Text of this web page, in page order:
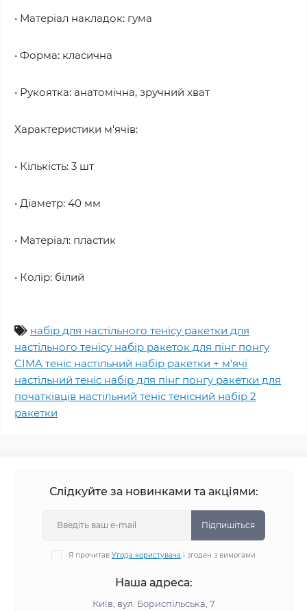
• Матеріал накладок: гума
• Форма: класична
• Рукоятка: анатомічна, зручний хват
Характеристики м'ячів:
• Кількість: 3 шт
• Діаметр: 40 мм
• Матеріал: пластик
• Колір: білий
набір для настільного тенісу ракетки для
настільного тенісу набір ракеток для пінг понгу
CIMA теніс настільний набір ракетки + м'ячі
настільний теніс набір для пінг понгу ракетки для
початківців настільний теніс тенісний набір 2
ракетки
Слідкуйте за новинками та акціями:
Підпишіться
Я прочитав Угода користувача і згоден з вимогами
Наша адреса:
Київ, вул. Бориспільська, 7